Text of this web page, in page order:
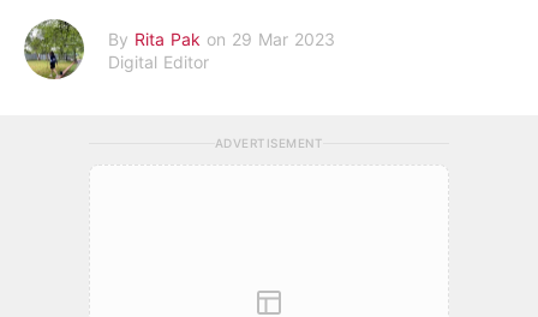
By Rita Pak on 29 Mar 2023
Digital Editor
ADVERTISEMENT